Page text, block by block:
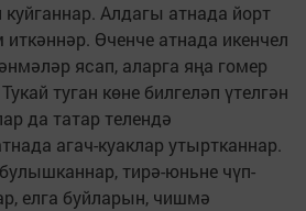
Алдагы атнада йорт
Өченче атнада икенчел
ясап, аларга яңа гомер
туган көне билгеләп үтелгән
да татар телендә
агач-куаклар утыртканнар.
тирә-юньне чүп-
елга буйларын, чишмә